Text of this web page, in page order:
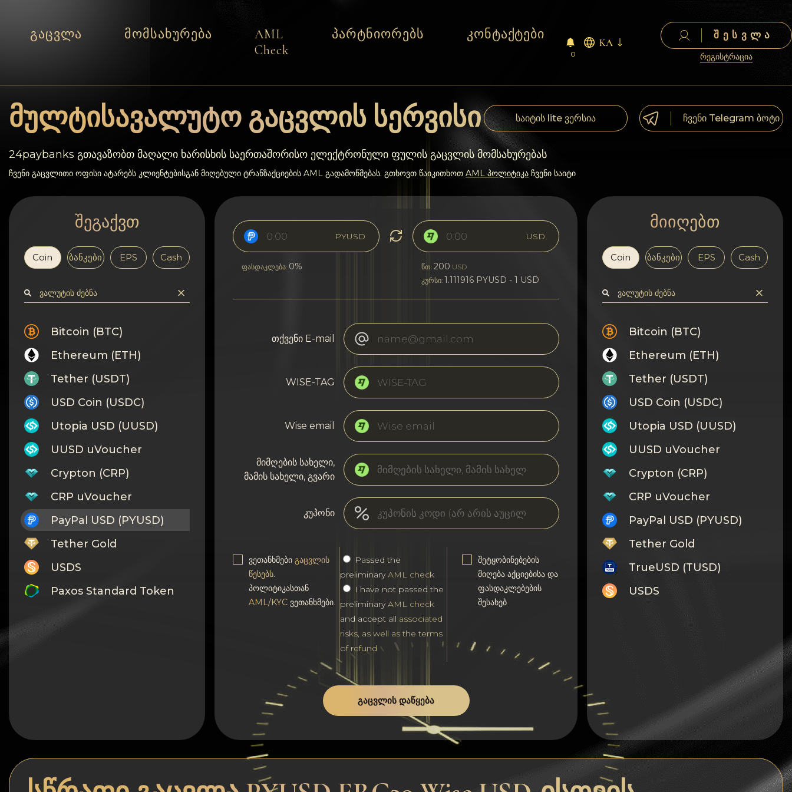
რეზერვები
პარტნიორებს
გამოხმაურებები
წესები
AML/CFT
კონფიდენციალურობა
კონტაქტები
Wiki
FAQ
რეპუტაცია
საიტის რუქა
გაცვლა მომსახურება
AML
Check
პარტნიორებს კონტაქტები
0
KA
ᲨᲔᲡᲕᲚᲐ
რეგისტრაცია
მულტისავალუტო გაცვლის სერვისი საიტის lite ვერსია ჩვენი Telegram ბოტი
24paybanks გთავაზობთ მაღალი ხარისხის საერთაშორისო ელექტრონული ფულის გაცვლის მომსახურებას
ჩვენი გაცვლითი ოფისი ატარებს კლიენტებისგან მიღებული ტრანზაქციების AML გადამოწმებას. გთხოვთ წაიკითხოთ AML პოლიტიკა ჩვენი საიტი
შეგაქვთ
Coin ბანკები EPS Cash
Bitcoin (BTC)
Ethereum (ETH)
Tether (USDT)
USD Coin (USDC)
Utopia USD (UUSD)
UUSD uVoucher
Crypton (CRP)
CRP uVoucher
PayPal USD (PYUSD)
Tether Gold
USDS
Paxos Standard Token
Stellar
Ripple
PYUSD
ფასდაკლება: 0%
USD
წთ: 200 USD
კურსი: 1.111916 PYUSD - 1 USD
თქვენი E-mail
WISE-TAG
Wise email
მიმღების სახელი,
მამის სახელი, გვარი
კუპონი
ვეთანხმებიგაცვლის
წესებს.
პოლიტიკასთან
AML/KYC ვეთანხმები.
Passed the
preliminaryAML check
I have not passed the
preliminaryAML check
and accept all associated
risks, as well as the terms
of refund
შეტყობინებების
მიღება აქციებისა და
ფასდაკლებების
შესახებ
ᲒᲐᲪᲕᲚᲘᲡ ᲓᲐᲬᲧᲔᲑᲐ
მიიღებთ
Coin ბანკები EPS Cash
Bitcoin (BTC)
Ethereum (ETH)
Tether (USDT)
USD Coin (USDC)
Utopia USD (UUSD)
UUSD uVoucher
Crypton (CRP)
CRP uVoucher
PayPal USD (PYUSD)
Tether Gold
TrueUSD (TUSD)
USDS
Notcoin (NOT)
BNB BEP20
Stellar